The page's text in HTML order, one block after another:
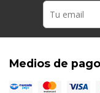
Medios de pago